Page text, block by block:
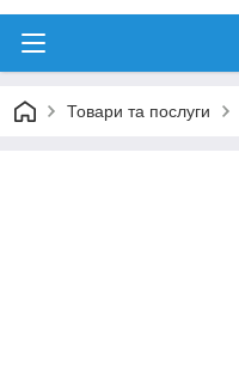
Товари та послуги